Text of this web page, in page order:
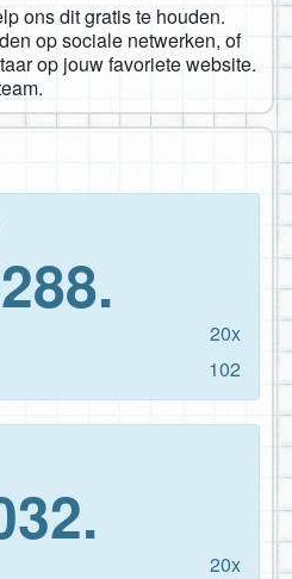
ons dit gratis te houden.
op sociale netwerken, of
op jouw favoriete website.
20x
102
20x